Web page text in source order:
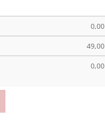
0,00
49,00
0,00